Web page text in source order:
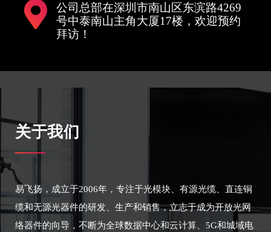
公司总部在深圳市南山区东滨路4269
号中泰南山主角大厦17楼，欢迎预约
拜访！
关于我们
易飞扬，成立于2006年，专注于光模块、有源光缆、直连铜
缆和无源光器件的研发、生产和销售，立志于成为开放光网
络器件的向导，不断为全球数据中心和云计算、5G和城域电